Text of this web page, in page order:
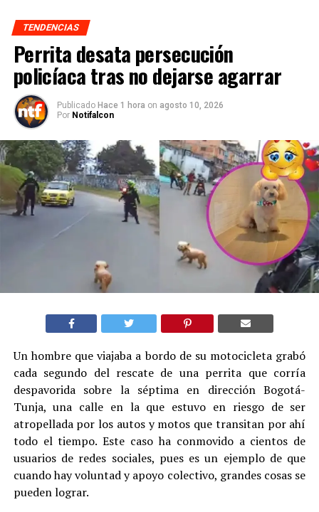
TENDENCIAS
Perrita desata persecución
policíaca tras no dejarse agarrar
Publicado Hace 1 hora on agosto 10, 2026
Por Notifalcon
Un hombre que viajaba a bordo de su motocicleta grabó
cada segundo del rescate de una perrita que corría
despavorida sobre la séptima en dirección Bogotá-
Tunja, una calle en la que estuvo en riesgo de ser
atropellada por los autos y motos que transitan por ahí
todo el tiempo. Este caso ha conmovido a cientos de
usuarios de redes sociales, pues es un ejemplo de que
cuando hay voluntad y apoyo colectivo, grandes cosas se
pueden lograr.